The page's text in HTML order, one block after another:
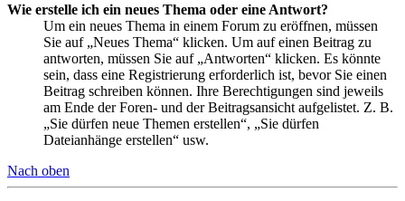
Wie erstelle ich ein neues Thema oder eine Antwort?
Um ein neues Thema in einem Forum zu eröffnen, müssen
Sie auf „Neues Thema“ klicken. Um auf einen Beitrag zu
antworten, müssen Sie auf „Antworten“ klicken. Es könnte
sein, dass eine Registrierung erforderlich ist, bevor Sie einen
Beitrag schreiben können. Ihre Berechtigungen sind jeweils
am Ende der Foren- und der Beitragsansicht aufgelistet. Z. B.
„Sie dürfen neue Themen erstellen“, „Sie dürfen
Dateianhänge erstellen“ usw.
Nach oben